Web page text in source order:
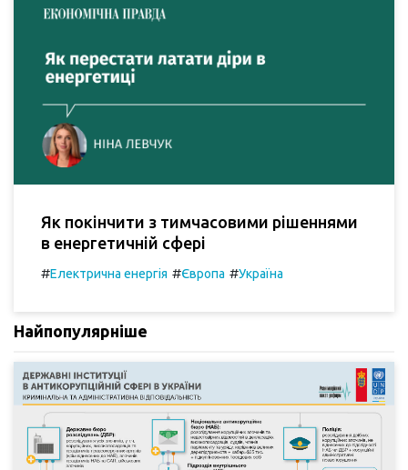
Як покінчити з тимчасовими рішеннями
в енергетичній сфері
#Електрична енергія #Європа #Україна
Найпопулярніше